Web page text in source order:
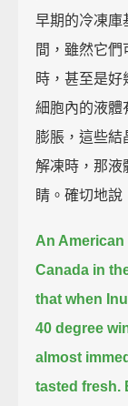
早期的冷凍庫
間，雖然它
時，甚至是
細胞內的液體
膨脹，這些結
解凍時，那液
睛。確切地說
An
Canada in
that when
40 degree
almost
tasted fresh.